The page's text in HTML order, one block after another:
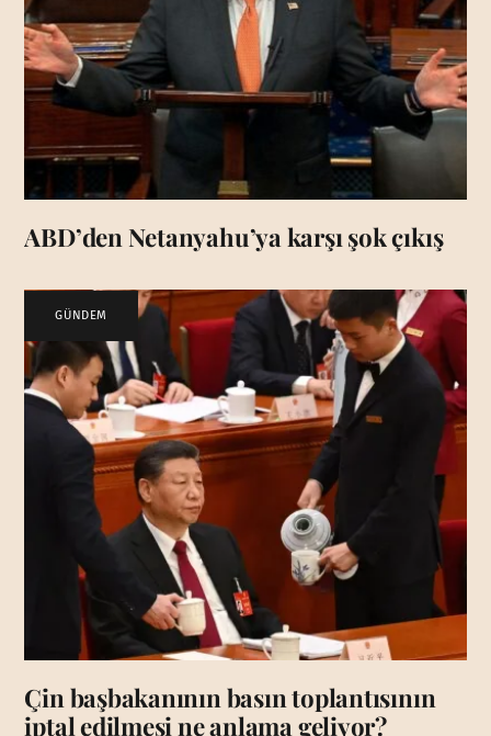
ABD’den Netanyahu’ya karşı şok çıkış
GÜNDEM
Çin başbakanının basın toplantısının
iptal edilmesi ne anlama geliyor?